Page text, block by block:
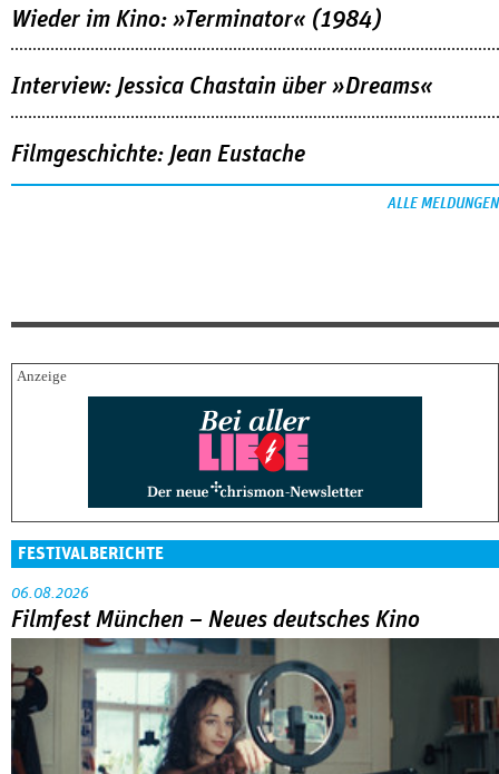
Wieder im Kino: »Terminator« (1984)
Interview: Jessica Chastain über »Dreams«
Filmgeschichte: Jean Eustache
ALLE MELDUNGEN
FESTIVALBERICHTE
06.08.2026
Filmfest München – Neues deutsches Kino